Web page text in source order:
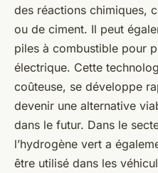
des réactions chimiques,
ou de ciment. Il peut
piles à combustible pour
électrique. Cette
coûteuse, se développe
devenir une alternative
dans le futur. Dans le
l’hydrogène vert a
être utilisé dans les